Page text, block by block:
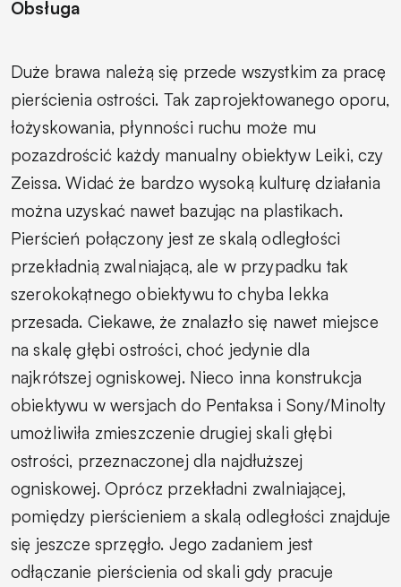
Obsługa
Duże brawa należą się przede wszystkim za pracę
pierścienia ostrości. Tak zaprojektowanego oporu,
łożyskowania, płynności ruchu może mu
pozazdrościć każdy manualny obiektyw Leiki, czy
Zeissa. Widać że bardzo wysoką kulturę działania
można uzyskać nawet bazując na plastikach.
Pierścień połączony jest ze skalą odległości
przekładnią zwalniającą, ale w przypadku tak
szerokokątnego obiektywu to chyba lekka
przesada. Ciekawe, że znalazło się nawet miejsce
na skalę głębi ostrości, choć jedynie dla
najkrótszej ogniskowej. Nieco inna konstrukcja
obiektywu w wersjach do Pentaksa i Sony/Minolty
umożliwiła zmieszczenie drugiej skali głębi
ostrości, przeznaczonej dla najdłuższej
ogniskowej. Oprócz przekładni zwalniającej,
pomiędzy pierścieniem a skalą odległości znajduje
się jeszcze sprzęgło. Jego zadaniem jest
odłączanie pierścienia od skali gdy pracuje